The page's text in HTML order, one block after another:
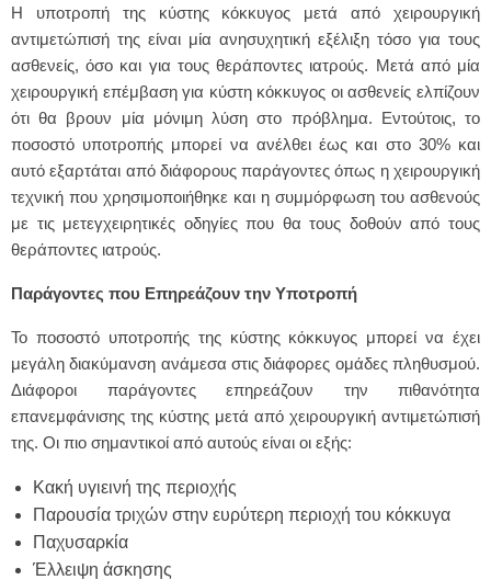
Η υποτροπή της κύστης κόκκυγος μετά από χειρουργική
αντιμετώπισή της είναι μία ανησυχητική εξέλιξη τόσο για τους
ασθενείς, όσο και για τους θεράποντες ιατρούς. Μετά από μία
χειρουργική επέμβαση για κύστη κόκκυγος οι ασθενείς ελπίζουν
ότι θα βρουν μία μόνιμη λύση στο πρόβλημα. Εντούτοις, το
ποσοστό υποτροπής μπορεί να ανέλθει έως και στο 30% και
αυτό εξαρτάται από διάφορους παράγοντες όπως η χειρουργική
τεχνική που χρησιμοποιήθηκε και η συμμόρφωση του ασθενούς
με τις μετεγχειρητικές οδηγίες που θα τους δοθούν από τους
θεράποντες ιατρούς.
Παράγοντες που Επηρεάζουν την Υποτροπή
Το ποσοστό υποτροπής της κύστης κόκκυγος μπορεί να έχει
μεγάλη διακύμανση ανάμεσα στις διάφορες ομάδες πληθυσμού.
Διάφοροι παράγοντες επηρεάζουν την πιθανότητα
επανεμφάνισης της κύστης μετά από χειρουργική αντιμετώπισή
της. Οι πιο σημαντικοί από αυτούς είναι οι εξής:
Κακή υγιεινή της περιοχής
Παρουσία τριχών στην ευρύτερη περιοχή του κόκκυγα
Παχυσαρκία
Έλλειψη άσκησης